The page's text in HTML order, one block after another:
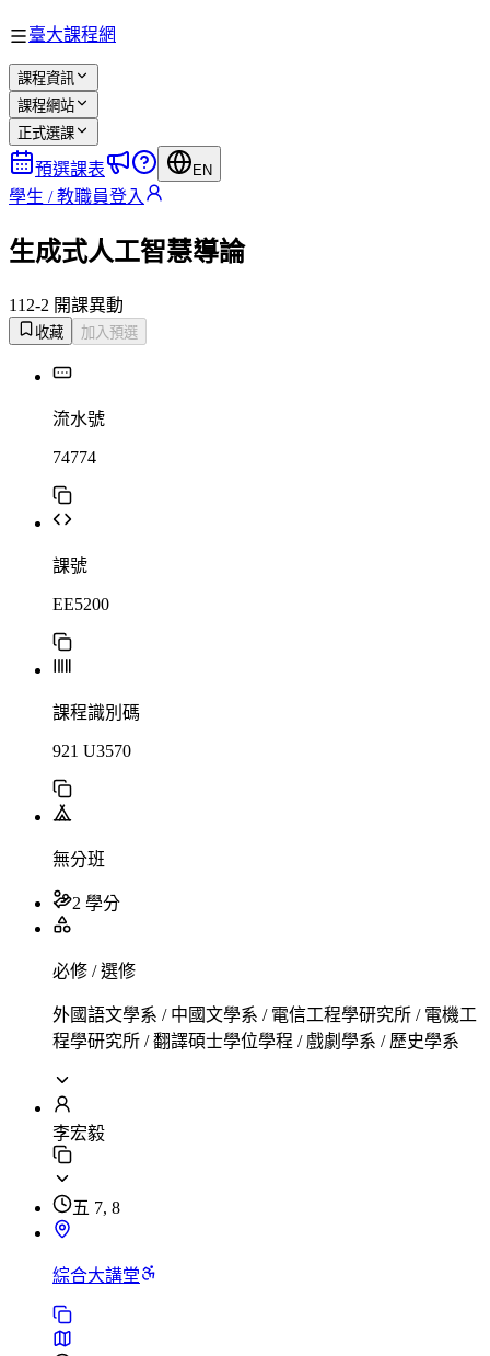
臺大課程網
課程資訊
課程網站
正式選課
預選課表 EN
學生 / 教職員登入
生成式人工智慧導論
112-2 開課異動
收藏 加入預選
流水號
74774
課號
EE5200
課程識別碼
921 U3570
無分班
2 學分
必修 / 選修
外國語文學系 / 中國文學系 / 電信工程學研究所 / 電機工
程學研究所 / 翻譯碩士學位學程 / 戲劇學系 / 歷史學系
李宏毅
五 7, 8
綜合大講堂